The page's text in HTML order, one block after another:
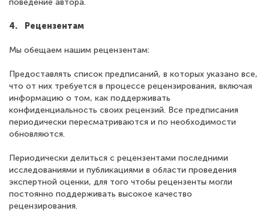
поведение автора.
4. Рецензентам
Мы обещаем нашим рецензентам:
Предоставлять список предписаний, в которых указано все,
что от них требуется в процессе рецензирования, включая
информацию о том, как поддерживать
конфиденциальность своих рецензий. Все предписания
периодически пересматриваются и по необходимости
обновляются.
Периодически делиться с рецензентами последними
исследованиями и публикациями в области проведения
экспертной оценки, для того чтобы рецензенты могли
постоянно поддерживать высокое качество
рецензирования.